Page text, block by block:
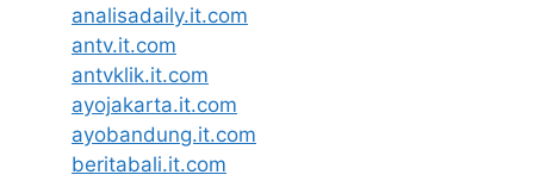
analisadaily.it.com
antv.it.com
antvklik.it.com
ayojakarta.it.com
ayobandung.it.com
beritabali.it.com